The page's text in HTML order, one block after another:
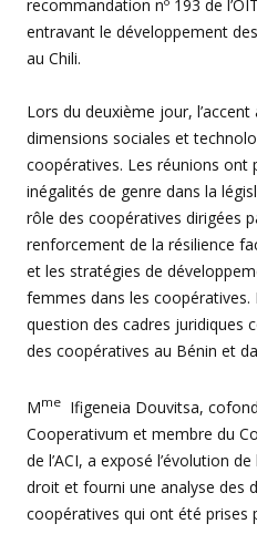
recommandation nº 193 de
entravant le développement
au Chili.
Lors du deuxième jour,
dimensions sociales et
coopératives. Les réunions ont
inégalités de genre dans la
rôle des coopératives dirigées
renforcement de la résilience
et les stratégies de
femmes dans les
question des cadres juridiques
des coopératives au Bénin et
Mme Ifigeneia Douvitsa,
Cooperativum et membre du
de l’ACI, a exposé l’évolution
droit et fourni une analyse des
coopératives qui ont été prises